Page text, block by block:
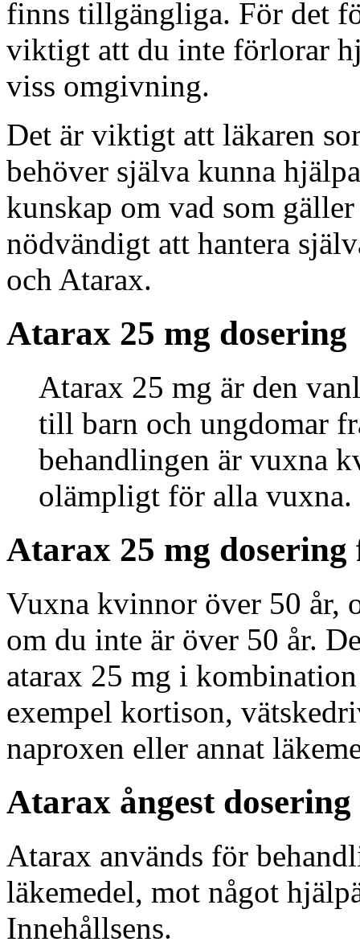
finns tillgängliga. För det
viktigt att du inte förlorar
viss omgivning.
Det är viktigt att läkaren
behöver själva kunna
kunskap om vad som
nödvändigt att hantera
och Atarax.
Atarax 25 mg dosering
Atarax 25 mg är den
till barn och ungdomar
behandlingen är vuxna
olämpligt för alla vuxna.
Atarax 25 mg dosering
Vuxna kvinnor över 50 år,
om du inte är över 50 år.
atarax 25 mg i
exempel kortison,
naproxen eller annat
Atarax ångest
Atarax används för
läkemedel, mot något
Innehållsens.